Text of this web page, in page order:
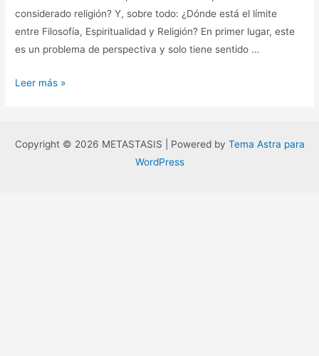
considerado religión? Y, sobre todo: ¿Dónde está el límite
entre Filosofía, Espiritualidad y Religión? En primer lugar, este
es un problema de perspectiva y solo tiene sentido …
El
jerarquía
Leer más »
Copyright © 2026 METASTASIS | Powered by Tema Astra para
WordPress